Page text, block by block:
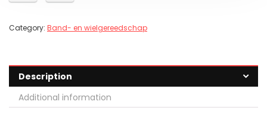
Category: Band- en wielgereedschap
Description
Additional information